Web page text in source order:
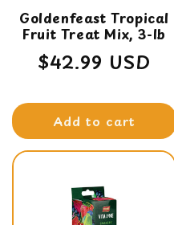
Goldenfeast Tropical
Fruit Treat Mix, 3-lb
Regular
$42.99 USD
Add to cart